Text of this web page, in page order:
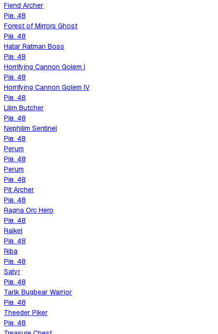
Fiend Archer
Рів. 48
Forest of Mirrors Ghost
Рів. 48
Hatar Ratman Boss
Рів. 48
Horrifying Cannon Golem I
Рів. 48
Horrifying Cannon Golem IV
Рів. 48
Lilim Butcher
Рів. 48
Nephilim Sentinel
Рів. 48
Perum
Рів. 48
Perum
Рів. 48
Pit Archer
Рів. 48
Ragna Orc Hero
Рів. 48
Raikel
Рів. 48
Riba
Рів. 48
Satyr
Рів. 48
Tarlk Bugbear Warrior
Рів. 48
Theeder Piker
Рів. 48